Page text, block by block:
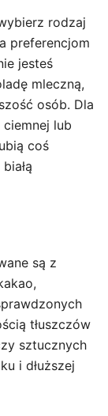
rodzaj
preferencjom
jesteś
mleczną,
osób. Dla
lub
coś
są z
tłuszczów
sztucznych
i dłuższej